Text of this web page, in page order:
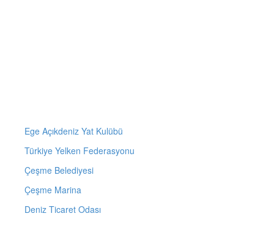
Ege Açıkdeniz Yat Kulübü
Türkiye Yelken Federasyonu
Çeşme Belediyesi
Çeşme Marina
Deniz Ticaret Odası